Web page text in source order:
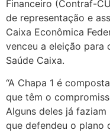
Financeiro (Contraf-
de representação e
Caixa Econômica
venceu a eleição para
Saúde Caixa.
“A Chapa 1 é
que têm o
Alguns deles já
que defendeu o plano